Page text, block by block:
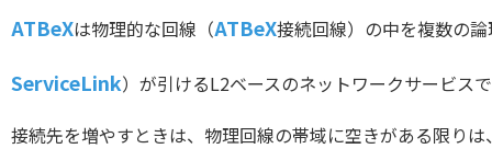
ATBeXは物理的な回線（ATBeX接続回線）の中を複数の
ServiceLink）が引けるL2ベースのネットワークサービス
接続先を増やすときは、物理回線の帯域に空きがある限り